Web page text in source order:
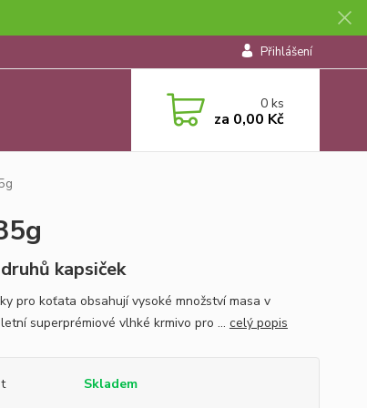
Přihlášení
0ks
za 0,00 Kč
kapsiček
pro koťata obsahují vysoké množství masa v
superprémiové vlhké krmivo pro ... celý popis
Skladem